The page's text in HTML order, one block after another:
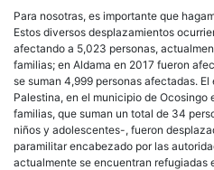
Para nosotras, es importante que
Estos diversos desplazamientos
afectando a 5,023 personas,
familias; en Aldama en 2017 fueron
se suman 4,999 personas afectadas.
Palestina, en el municipio de Ocosingo
familias, que suman un total de 34
niños y adolescentes-, fueron
paramilitar encabezado por las
actualmente se encuentran refugiadas